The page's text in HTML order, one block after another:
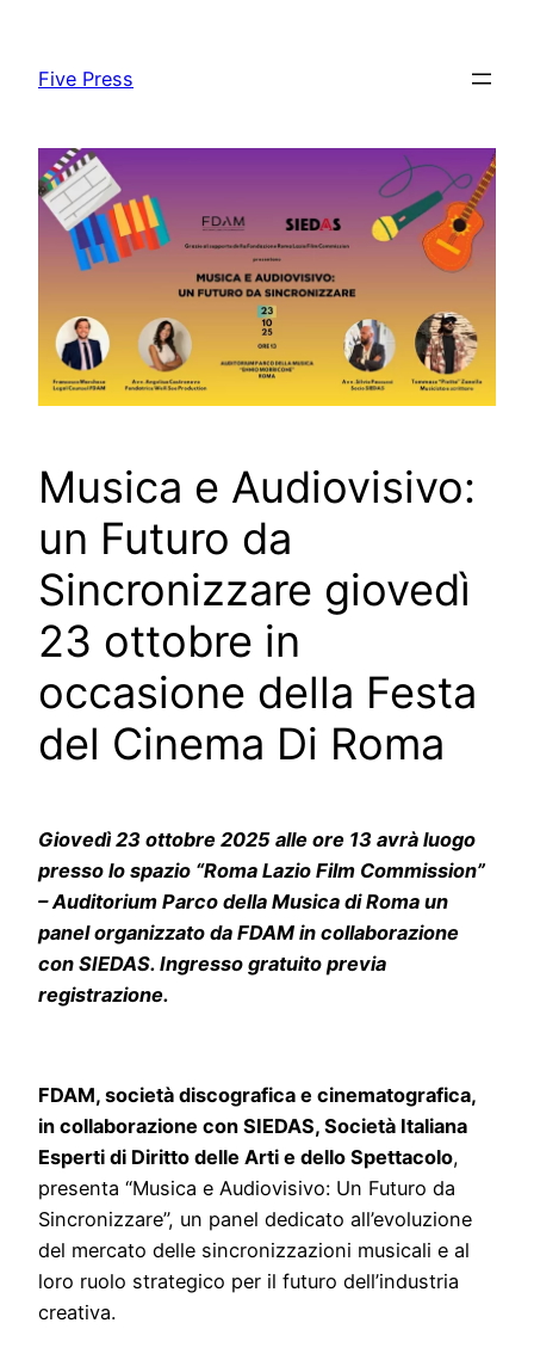
content
Five Press
Musica e Audiovisivo:
un Futuro da
Sincronizzare giovedì
23 ottobre in
occasione della Festa
del Cinema Di Roma
Giovedì 23 ottobre 2025 alle ore 13 avrà luogo
presso lo spazio “Roma Lazio Film Commission”
– Auditorium Parco della Musica di Roma un
panel organizzato da FDAM in collaborazione
con SIEDAS. Ingresso gratuito previa
registrazione.
FDAM, società discografica e cinematografica,
in collaborazione con SIEDAS, Società Italiana
Esperti di Diritto delle Arti e dello Spettacolo,
presenta “Musica e Audiovisivo: Un Futuro da
Sincronizzare”, un panel dedicato all’evoluzione
del mercato delle sincronizzazioni musicali e al
loro ruolo strategico per il futuro dell’industria
creativa.